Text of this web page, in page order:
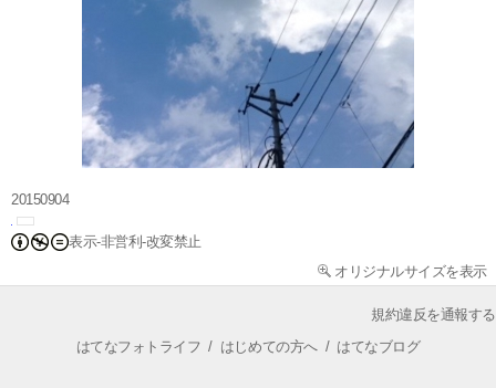
20150904
表示-非営利-改変禁止
オリジナルサイズを表示
規約違反を通報する
はてなフォトライフ / はじめての方へ/ はてなブログ